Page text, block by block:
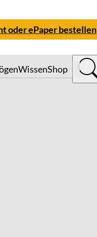
oder ePaper bestellen
WissenShop